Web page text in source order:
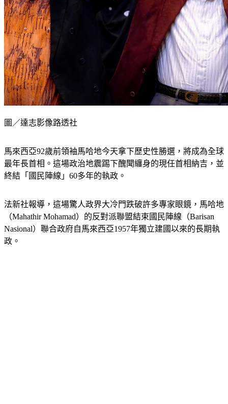
圖／達志影像路透社
馬來西亞92歲前領袖馬哈地今天拿下歷史性勝選，將成為全球
最年長首相。這場政治地震踢下醜聞纏身的現任首相納吉，並
終結「國民陣線」60多年的執政。
法新社報導，這場驚人政界大冷門跌破許多專家眼鏡，馬哈地
（Mahathir Mohamad）的反對派聯盟結束國民陣線（Barisan
Nasional）聯合政府自馬來西亞1957年獨立建國以來的長期執
政。